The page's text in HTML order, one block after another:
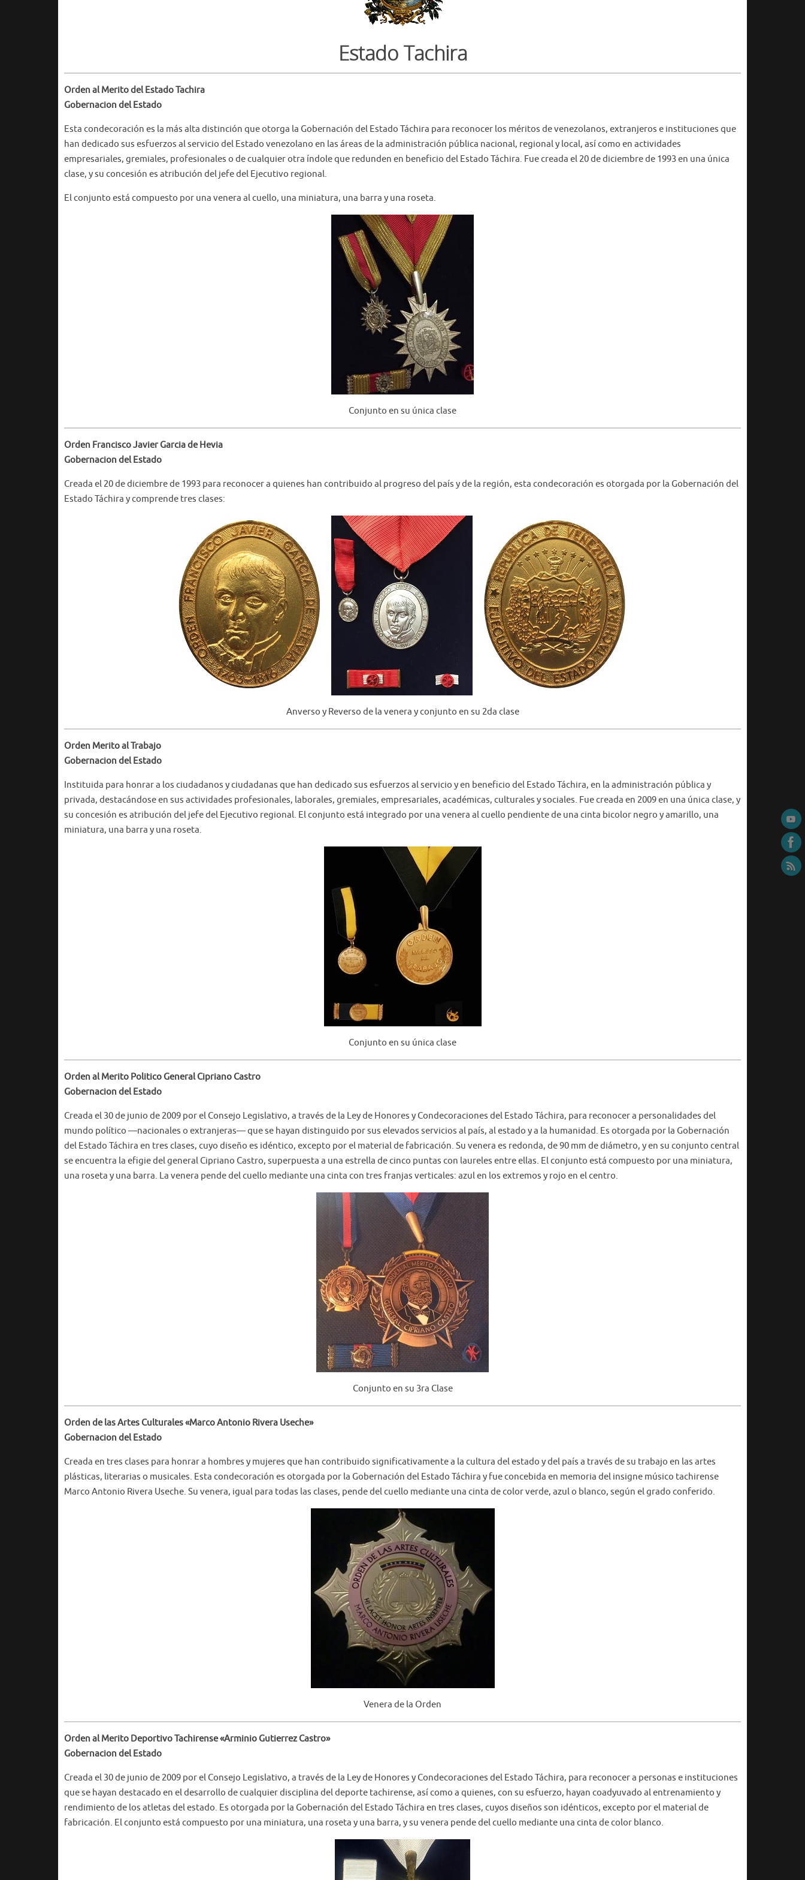
Estado Tachira
Orden al Merito del Estado Tachira
Gobernacion del Estado
Esta condecoración es la más alta distinción que otorga la Gobernación del Estado Táchira para reconocer los méritos de venezolanos, extranjeros e instituciones que
han dedicado sus esfuerzos al servicio del Estado venezolano en las áreas de la administración pública nacional, regional y local, así como en actividades
empresariales, gremiales, profesionales o de cualquier otra índole que redunden en beneficio del Estado Táchira. Fue creada el 20 de diciembre de 1993 en una única
clase, y su concesión es atribución del jefe del Ejecutivo regional.
El conjunto está compuesto por una venera al cuello, una miniatura, una barra y una roseta.
Conjunto en su única clase
Orden Francisco Javier Garcia de Hevia
Gobernacion del Estado
Creada el 20 de diciembre de 1993 para reconocer a quienes han contribuido al progreso del país y de la región, esta condecoración es otorgada por la Gobernación del
Estado Táchira y comprende tres clases:
Anverso y Reverso de la venera y conjunto en su 2da clase
Orden Merito al Trabajo
Gobernacion del Estado
Instituida para honrar a los ciudadanos y ciudadanas que han dedicado sus esfuerzos al servicio y en beneficio del Estado Táchira, en la administración pública y
privada, destacándose en sus actividades profesionales, laborales, gremiales, empresariales, académicas, culturales y sociales. Fue creada en 2009 en una única clase, y
su concesión es atribución del jefe del Ejecutivo regional. El conjunto está integrado por una venera al cuello pendiente de una cinta bicolor negro y amarillo, una
miniatura, una barra y una roseta.
Conjunto en su única clase
Orden al Merito Politico General Cipriano Castro
Gobernacion del Estado
Creada el 30 de junio de 2009 por el Consejo Legislativo, a través de la Ley de Honores y Condecoraciones del Estado Táchira, para reconocer a personalidades del
mundo político —nacionales o extranjeras— que se hayan distinguido por sus elevados servicios al país, al estado y a la humanidad. Es otorgada por la Gobernación
del Estado Táchira en tres clases, cuyo diseño es idéntico, excepto por el material de fabricación. Su venera es redonda, de 90 mm de diámetro, y en su conjunto central
se encuentra la efigie del general Cipriano Castro, superpuesta a una estrella de cinco puntas con laureles entre ellas. El conjunto está compuesto por una miniatura,
una roseta y una barra. La venera pende del cuello mediante una cinta con tres franjas verticales: azul en los extremos y rojo en el centro.
Conjunto en su 3ra Clase
Orden de las Artes Culturales «Marco Antonio Rivera Useche»
Gobernacion del Estado
Creada en tres clases para honrar a hombres y mujeres que han contribuido significativamente a la cultura del estado y del país a través de su trabajo en las artes
plásticas, literarias o musicales. Esta condecoración es otorgada por la Gobernación del Estado Táchira y fue concebida en memoria del insigne músico tachirense
Marco Antonio Rivera Useche. Su venera, igual para todas las clases, pende del cuello mediante una cinta de color verde, azul o blanco, según el grado conferido.
Venera de la Orden
Orden al Merito Deportivo Tachirense «Arminio Gutierrez Castro»
Gobernacion del Estado
Creada el 30 de junio de 2009 por el Consejo Legislativo, a través de la Ley de Honores y Condecoraciones del Estado Táchira, para reconocer a personas e instituciones
que se hayan destacado en el desarrollo de cualquier disciplina del deporte tachirense, así como a quienes, con su esfuerzo, hayan coadyuvado al entrenamiento y
rendimiento de los atletas del estado. Es otorgada por la Gobernación del Estado Táchira en tres clases, cuyos diseños son idénticos, excepto por el material de
fabricación. El conjunto está compuesto por una miniatura, una roseta y una barra, y su venera pende del cuello mediante una cinta de color blanco.